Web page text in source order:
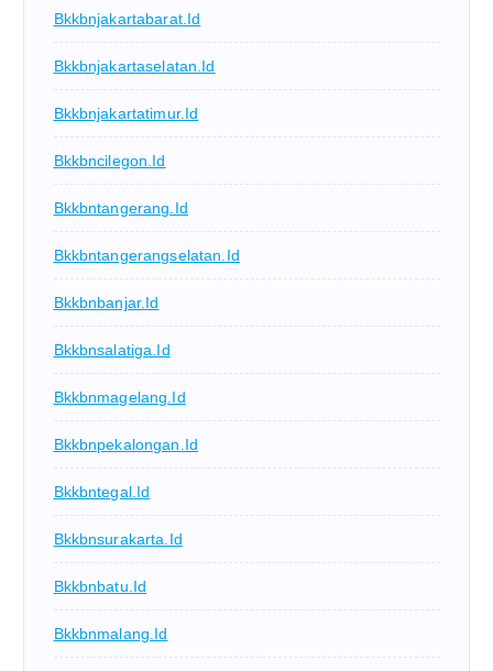
Bkkbnjakartabarat.id
Bkkbnjakartaselatan.id
Bkkbnjakartatimur.id
Bkkbncilegon.id
Bkkbntangerang.id
Bkkbntangerangselatan.id
Bkkbnbanjar.id
Bkkbnsalatiga.id
Bkkbnmagelang.id
Bkkbnpekalongan.id
Bkkbntegal.id
Bkkbnsurakarta.id
Bkkbnbatu.id
Bkkbnmalang.id